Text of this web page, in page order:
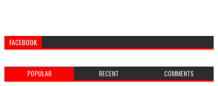
FACEBOOK
POPULAR RECENT COMMENTS